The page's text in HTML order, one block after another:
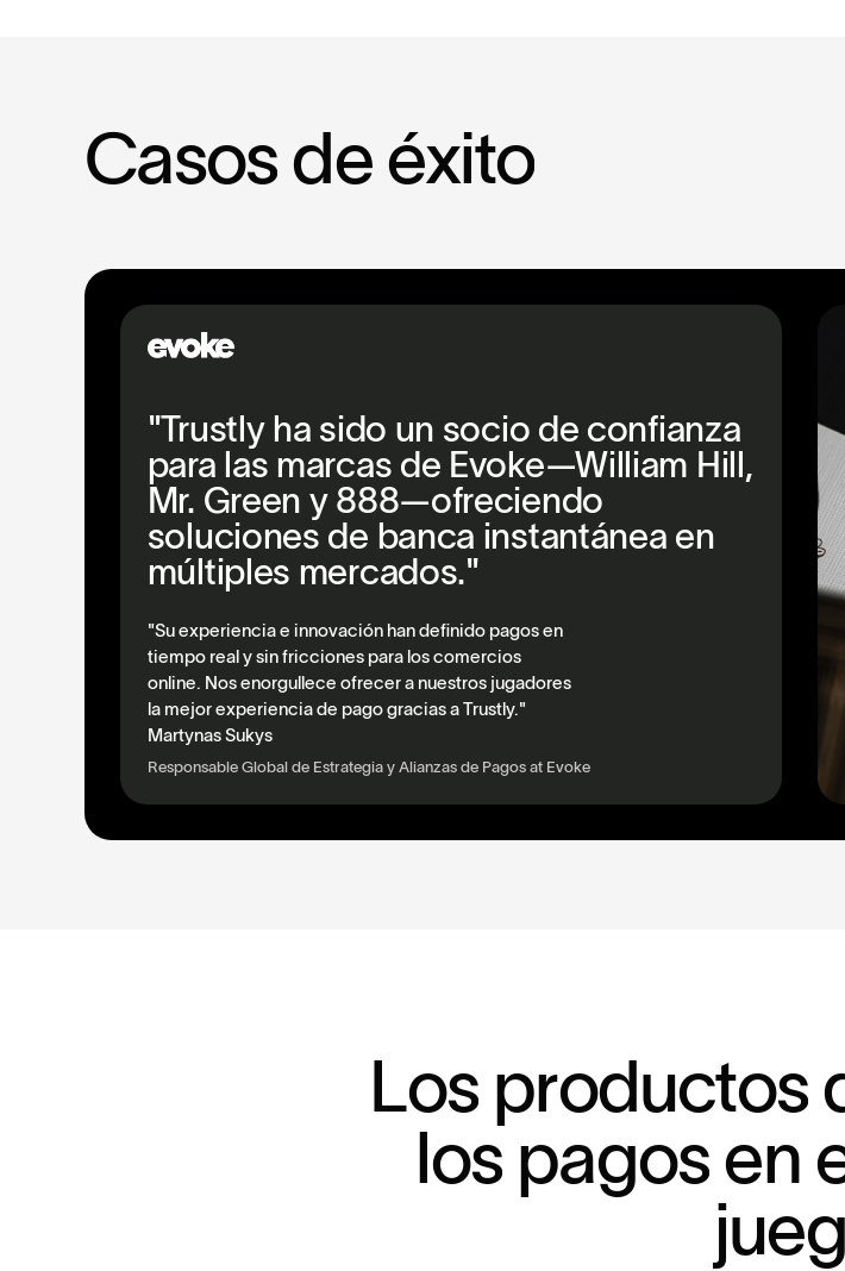
Casosdeéxito
"Trustly ha sido un socio de confianza
para las marcas de Evoke—William Hill,
Mr. Green y 888—ofreciendo
soluciones de banca instantánea en
múltiples mercados."
"Su experiencia e innovación han definido pagos en
tiempo real y sin fricciones para los comercios
online. Nos enorgullece ofrecer a nuestros jugadores
la mejor experiencia de pago gracias a Trustly."
Martynas Sukys
Responsable Global de Estrategia y Alianzas de Pagos at Evoke
Los productos
los pagosen
jueg